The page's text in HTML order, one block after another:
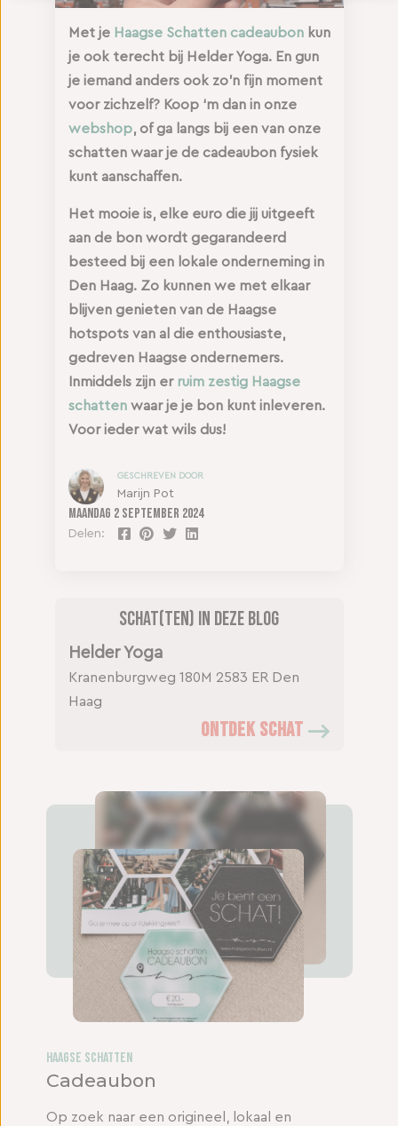
Maandag 2 september 2024
Delen:
Met je Haagse Schatten cadeaubonkun
je ook terecht bij Helder Yoga. En gun
je iemand anders ook zo’n fijn moment
voor zichzelf? Koop ‘m dan in onze
webshop, of ga langs bij een van onze
schatten waar je de cadeaubon fysiek
kunt aanschaffen.
Het mooie is, elke euro die jij uitgeeft
aan de bon wordt gegarandeerd
besteed bij een lokale onderneming in
Den Haag. Zo kunnen we met elkaar
blijven genieten van de Haagse
hotspots van al die enthousiaste,
gedreven Haagse ondernemers.
Inmiddels zijn er ruim zestig Haagse
schattenwaar je je bon kunt inleveren.
Voor ieder wat wils dus!
GESCHREVEN DOOR
Marijn Pot
Schat(ten) in deze blog
Helder Yoga
Kranenburgweg 180M 2583 ER Den
Haag
ONTDEK SCHAT
Haagse Schatten
Cadeaubon
Op zoek naar een origineel, lokaal en